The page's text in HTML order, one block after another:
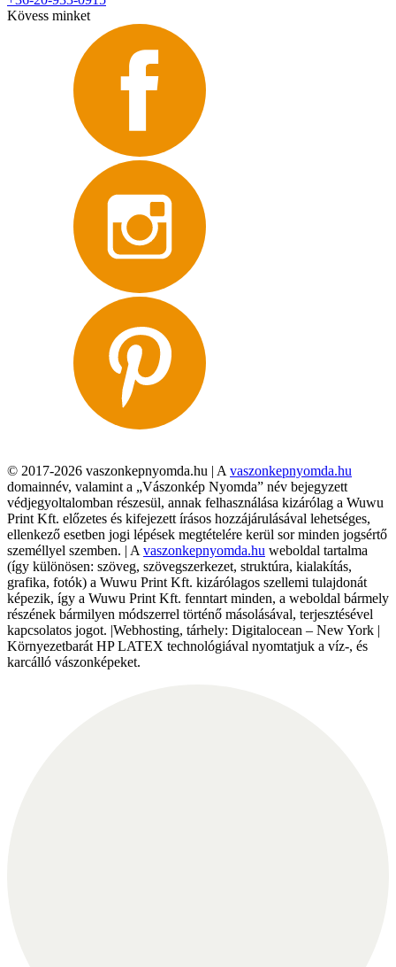
Kövess minket
© 2017-2026 vaszonkepnyomda.hu | A vaszonkepnyomda.hu
domainnév, valamint a „Vászonkép Nyomda” név bejegyzett
védjegyoltalomban részesül, annak felhasználása kizárólag a Wuwu
Print Kft. előzetes és kifejezett írásos hozzájárulásával lehetséges,
ellenkező esetben jogi lépések megtételére kerül sor minden jogsértő
személlyel szemben. | A vaszonkepnyomda.hu weboldal tartalma
(így különösen: szöveg, szövegszerkezet, struktúra, kialakítás,
grafika, fotók) a Wuwu Print Kft. kizárólagos szellemi tulajdonát
képezik, így a Wuwu Print Kft. fenntart minden, a weboldal bármely
részének bármilyen módszerrel történő másolásával, terjesztésével
kapcsolatos jogot. |Webhosting, tárhely: Digitalocean – New York |
Környezetbarát HP LATEX technológiával nyomtatjuk a víz-, és
karcálló vászonképeket.